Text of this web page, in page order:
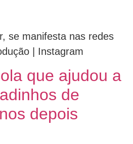
se manifesta nas redes
| Instagram
que ajudou a
de
depois